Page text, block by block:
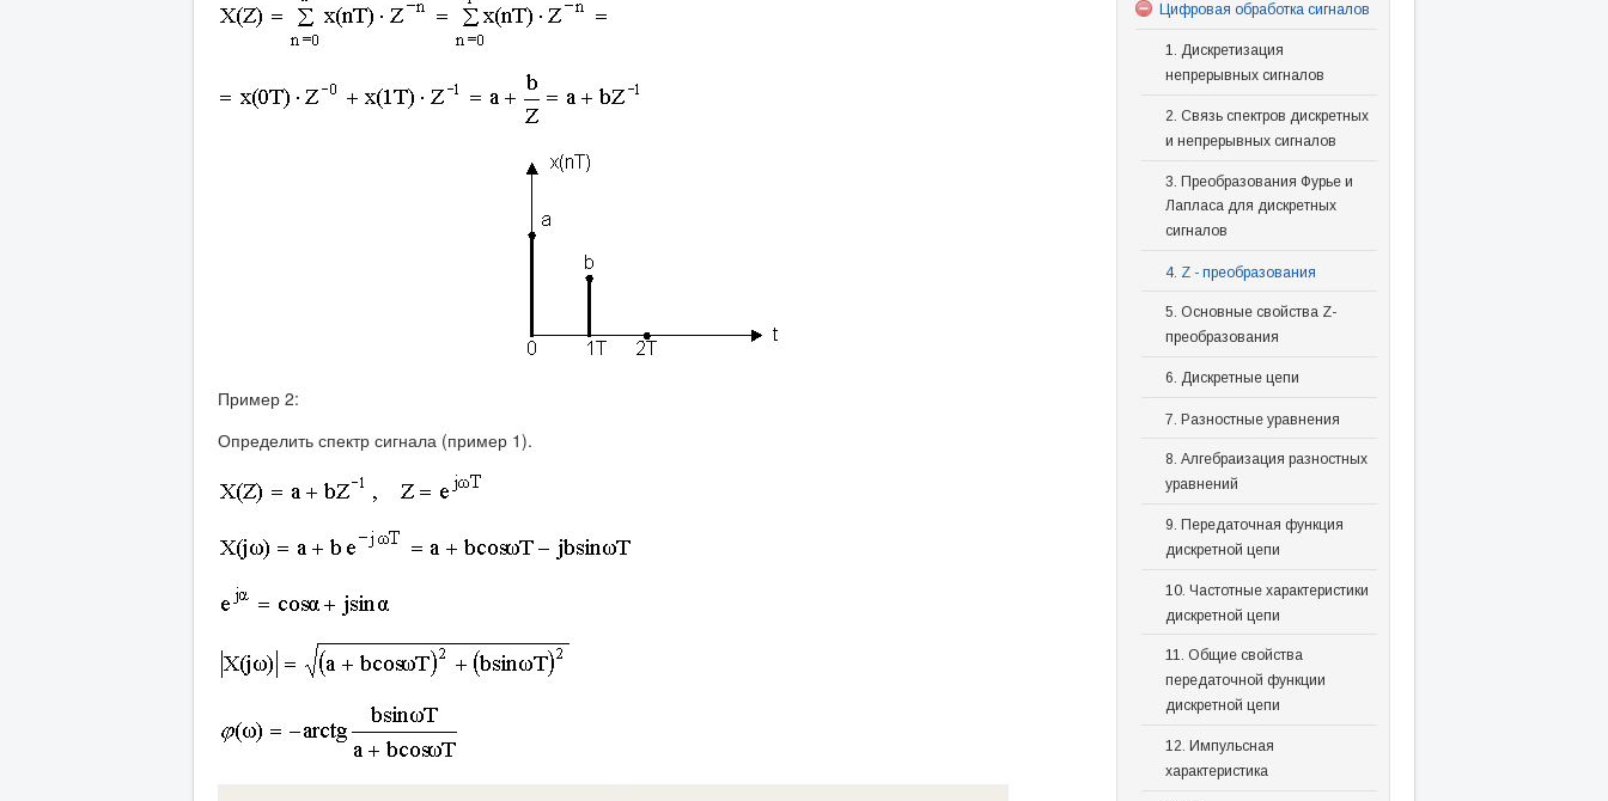
Пример 2:
Определить спектр сигнала (пример 1).
Цифровая обработка сигналов
1. Дискретизация
непрерывных сигналов
2. Связь спектров дискретных
и непрерывных сигналов
3. Преобразования Фурье и
Лапласа для дискретных
сигналов
4. Z - преобразования
5. Основные свойства Z-
преобразования
6. Дискретные цепи
7. Разностные уравнения
8. Алгебраизация разностных
уравнений
9. Передаточная функция
дискретной цепи
10. Частотные характеристики
дискретной цепи
11. Общие свойства
передаточной функции
дискретной цепи
12. Импульсная
характеристика